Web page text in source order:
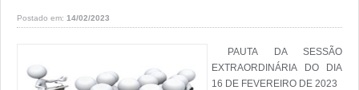
Postado em: 14/02/2023
PAUTA DA SESSÃO
EXTRAORDINÁRIA DO DIA
16 DE FEVEREIRO DE 2023